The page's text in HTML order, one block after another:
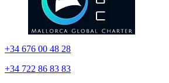
+34 676 00 48 28
+34 722 86 83 83